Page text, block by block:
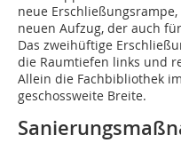
neue
neuen Aufzug, der auch
Das zweihüftige
die Raumtiefen links und
Allein die Fachbibliothek
geschossweite Breite.